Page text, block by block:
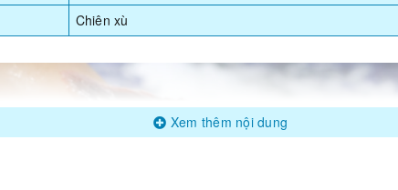
Chiên xù
Xem thêm nội dung